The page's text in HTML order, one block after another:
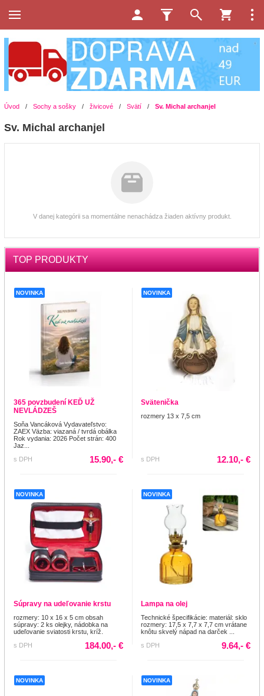
Úvod / Sochy a sošky / živicové / Svätí / Sv. Michal archanjel
Sv. Michal archanjel
V danej kategórii sa momentálne nenachádza žiaden aktívny produkt.
TOP PRODUKTY
NOVINKA
365 povzbudení KEĎ UŽ
NEVLÁDZEŠ
Soňa Vancáková Vydavateľstvo:
ZAEX Väzba: viazaná / tvrdá obálka
Rok vydania: 2026 Počet strán: 400
Jaz...
s DPH
15.90,- €
NOVINKA
Svätenička
rozmery 13 x 7,5 cm
s DPH 12.10,- €
NOVINKA
Súpravy na udeľovanie krstu
rozmery: 10 x 16 x 5 cm obsah
súpravy: 2 ks olejky, nádobka na
udeľovanie sviatosti krstu, kríž.
s DPH
184.00,- €
NOVINKA
Lampa na olej
Technické špecifikácie: materiál: sklo
rozmery: 17,5 x 7,7 x 7,7 cm vrátane
knôtu skvelý nápad na darček ...
s DPH
9.64,- €
NOVINKA NOVINKA